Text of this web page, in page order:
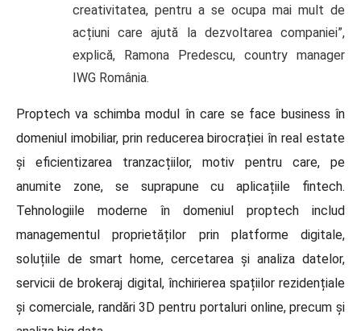
creativitatea, pentru a se ocupa mai mult de
acțiuni care ajută la dezvoltarea companiei”,
explică, Ramona Predescu, country manager
IWG România.
Proptech va schimba modul în care se face business în
domeniul imobiliar, prin reducerea birocrației în real estate
și eficientizarea tranzacțiilor, motiv pentru care, pe
anumite zone, se suprapune cu aplicațiile fintech.
Tehnologiile moderne în domeniul proptech includ
managementul proprietăților prin platforme digitale,
soluțiile de smart home, cercetarea și analiza datelor,
servicii de brokeraj digital, închirierea spațiilor rezidențiale
și comerciale, randări 3D pentru portaluri online, precum și